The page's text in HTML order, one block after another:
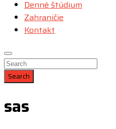
Denné štúdium
Zahraničie
Kontakt
Search
sas